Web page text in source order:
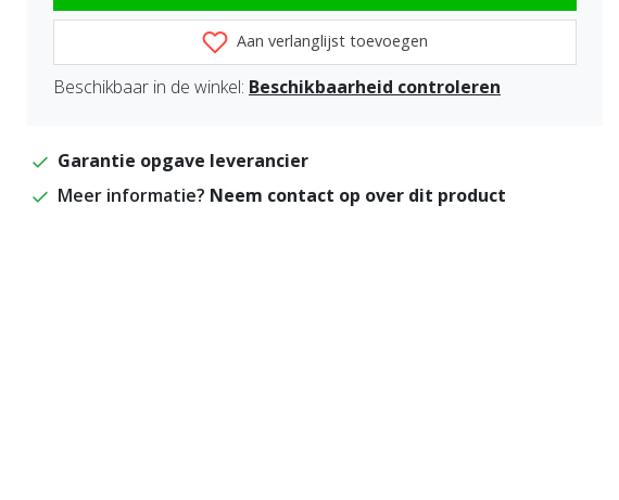
Aan verlanglijst toevoegen
Beschikbaar in de winkel: Beschikbaarheid controleren
Garantie opgave leverancier
Meer informatie? Neem contact op over dit product